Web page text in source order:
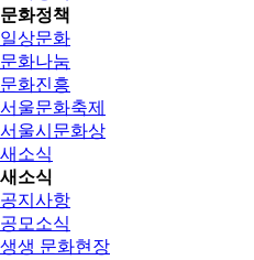
문화정책
일상문화
문화나눔
문화진흥
서울문화축제
서울시문화상
새소식
새소식
공지사항
공모소식
생생 문화현장